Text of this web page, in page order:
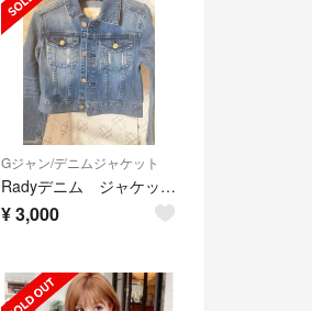
Gジャン/デニムジャケット
Radyデニム ジャケットGジャン
¥3,000